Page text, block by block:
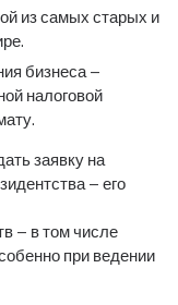
из самых старых и
бизнеса –
налоговой
заявку на
– его
– в том числе
при ведении